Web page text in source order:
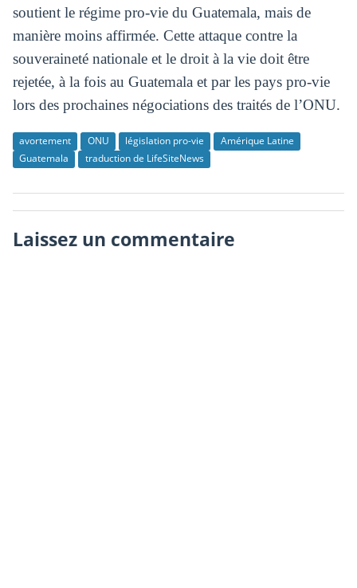
soutient le régime pro-vie du Guatemala, mais de
manière moins affirmée. Cette attaque contre la
souveraineté nationale et le droit à la vie doit être
rejetée, à la fois au Guatemala et par les pays pro-vie
lors des prochaines négociations des traités de l’ONU.
avortement ONU législation pro-vie
Amérique Latine
Guatemala
traduction de LifeSiteNews
Laissez un commentaire